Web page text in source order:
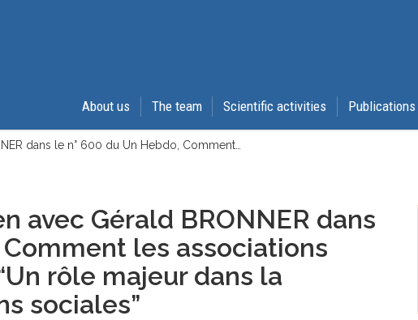
About us The team Scientific activities Publications
dans le n° 600 du Un Hebdo, Comment…
avec Gérald BRONNER dans
les associations
rôle majeur dans la
sociales”